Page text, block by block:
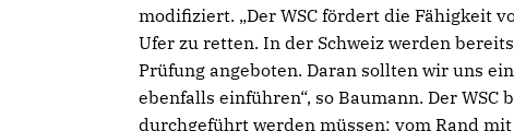
modifiziert. „Der WSC fördert die Fähigkeit
Ufer zu retten. In der Schweiz werden
Prüfung angeboten. Daran sollten wir uns
ebenfalls einführen“, so Baumann. Der
durchgeführt werden müssen: vom Rand